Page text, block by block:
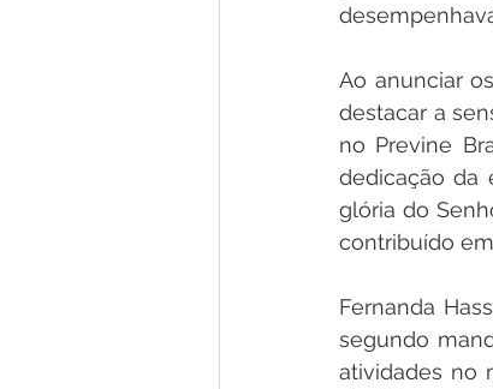
Ao anunciar
destacar a
no Previne
dedicação da
glória do
contribuído
Fernanda
segundo
atividades no